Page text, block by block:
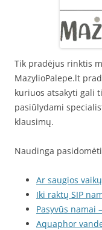
Tik pradėjus rinktis
MazylioPalepe.lt
kuriuos atsakyti gali
pasiūlydami
klausimų.
Naudinga
Ar saugios
Iki raktų SIP
Pasyvūs namai
Aquaphor